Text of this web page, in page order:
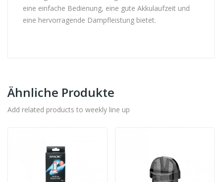
eine einfache Bedienung, eine gute Akkulaufzeit und
eine hervorragende Dampfleistung bietet.
Ähnliche Produkte
Add related products to weekly line up